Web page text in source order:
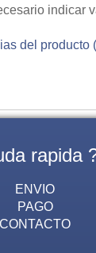
indicar
del producto
rapida
ENVIO
PAGO
CONTACTO